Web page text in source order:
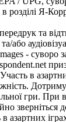
розділі Я-
та
або
- суворо
в
гри. При
зверніться
азартних